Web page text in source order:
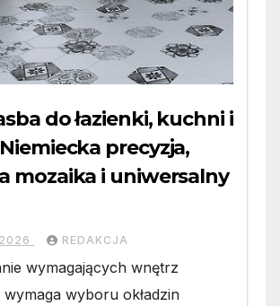
do łazienki, kuchni i
precyzja,
mozaika i uniwersalny
REDAKCJA
wymagających wnętrz
wyboru okładzin